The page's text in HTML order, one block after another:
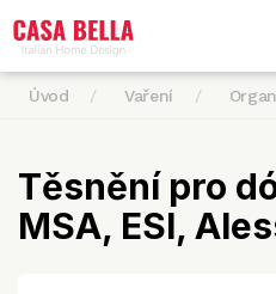
Úvod Vaření
Těsnění pro
MSA, ESI,